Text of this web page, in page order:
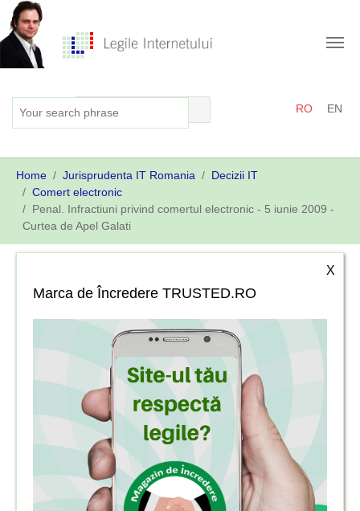
Skip
main
content
RO EN
here:
Home Jurisprudenta IT Romania
Decizii IT
Comert electronic
Penal. Infractiuni privind comertul electronic - 5 iunie 2009 -
Curtea de Apel Galati
X
Marca de Încredere TRUSTED.RO